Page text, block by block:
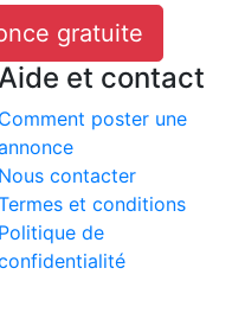
gratuite
et contact
Comment poster une
Nous contacter
et conditions
Politique de